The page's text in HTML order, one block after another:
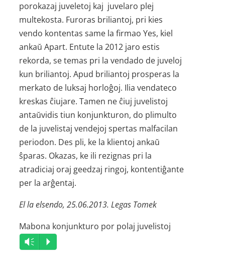
porokazaj juveletoj kaj juvelaro plej
multekosta. Furoras briliantoj, pri kies
vendo kontentas same la firmao Yes, kiel
ankaŭ Apart. Entute la 2012 jaro estis
rekorda, se temas pri la vendado de juveloj
kun briliantoj. Apud briliantoj prosperas la
merkato de luksaj horloĝoj. Ilia vendateco
kreskas ĉiujare. Tamen ne ĉiuj juvelistoj
antaŭvidis tiun konjunkturon, do plimulto
de la juvelistaj vendejoj spertas malfacilan
periodon. Des pli, ke la klientoj ankaŭ
ŝparas. Okazas, ke ili rezignas pri la
atradiciaj oraj geedzaj ringoj, kontentiĝante
per la arĝentaj.
El la elsendo, 25.06.2013. Legas Tomek
Mabona konjunkturo por polaj juvelistoj
Audio
Player
Vm P